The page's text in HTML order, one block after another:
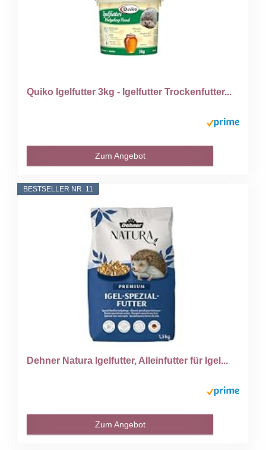
Quiko Igelfutter 3kg - Igelfutter Trockenfutter...
Zum Angebot
BESTSELLER NR. 11
Dehner Natura Igelfutter, Alleinfutter für Igel...
Zum Angebot